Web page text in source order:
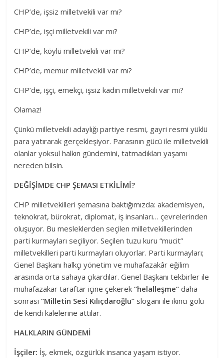
CHP’de, işsiz milletvekili var mı?
CHP’de, işçi milletvekili var mı?
CHP’de, köylü milletvekili var mı?
CHP’de, memur milletvekili var mı?
CHP’de, işçi, emekçi, işsiz kadın milletvekili var mı?
Olamaz!
Çünkü milletvekili adaylığı partiye resmi, gayri resmi yüklü
para yatırarak gerçekleşiyor. Parasının gücü ile milletvekili
olanlar yoksul halkın gündemini, tatmadıkları yaşamı
nereden bilsin.
DEĞİŞİMDE CHP ŞEMASI ETKİLİMİ?
CHP milletvekilleri şemasına baktığımızda: akademisyen,
teknokrat, bürokrat, diplomat, iş insanları… çevrelerinden
oluşuyor. Bu mesleklerden seçilen milletvekillerinden
parti kurmayları seçiliyor. Seçilen tuzu kuru “mucit”
milletvekilleri parti kurmayları oluyorlar. Parti kurmayları;
Genel Başkanı halkçı yönetim ve muhafazakâr eğilim
arasında orta sahaya çıkardılar. Genel Başkanı tekbirler ile
muhafazakar taraftar içine çekerek“helalleşme” daha
sonrası“Milletin Sesi Kılıçdaroğlu” sloganı ile ikinci golü
de kendi kalelerine attılar.
HALKLARIN GÜNDEMİ
İşçiler: İş, ekmek, özgürlük insanca yaşam istiyor.